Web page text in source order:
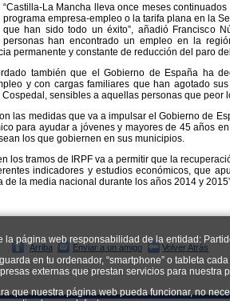
página web responsabilidad de la entidad:
en tu ordenador, “smartphone” o tableta
externas que prestan servicios para nuestra
que nuestra página web pueda funcionar, no
“Castilla-La Mancha lleva once meses
programa empresa-empleo o la tarifa plana en la
que han sido todo un éxito”, añadió Francisco
personas han encontrado un empleo en la
permanente y constante de reducción del paro
también que el Gobierno de España ha
y con cargas familiares que han agotado
sensibles a aquellas personas que peor
las medidas que va a impulsar el Gobierno de
para ayudar a jóvenes y mayores de 45 años
los que gobiernen en sus municipios.
los tramos de IRPF va a permitir que la
indicadores y estudios económicos, que
la media nacional durante los años 2014 y
Arriba Enviar a un amigo Volver Atrás